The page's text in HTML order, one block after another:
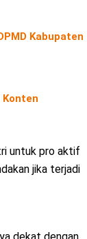
Kabupaten
Konten
untuk pro aktif
jika terjadi